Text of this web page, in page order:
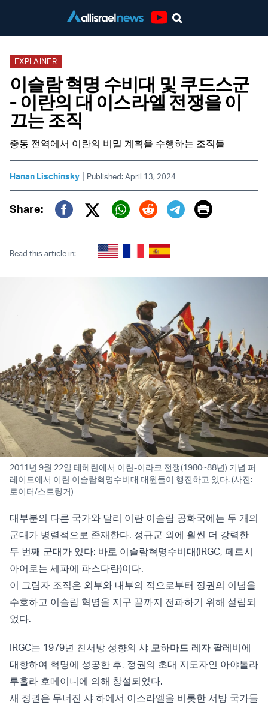
EXPLAINER
이슬람 혁명 수비대 및 쿠드스군
- 이란의 대 이스라엘 전쟁을 이
끄는 조직
중동 전역에서 이란의 비밀 계획을 수행하는 조직들
Hanan Lischinsky | Published: April 13, 2024
Share:
Twitter (X)
Print
Read this article in:
2011년 9월 22일 테헤란에서 이란-이라크 전쟁(1980~88년) 기념 퍼
레이드에서 이란 이슬람혁명수비대 대원들이 행진하고 있다. (사진:
로이터/스트링거)
대부분의 다른 국가와 달리 이란 이슬람 공화국에는 두 개의
군대가 병렬적으로 존재한다. 정규군 외에 훨씬 더 강력한
두 번째 군대가 있다: 바로 이슬람혁명수비대(IRGC, 페르시
아어로는 세파에 파스다란)이다.
이 그림자 조직은 외부와 내부의 적으로부터 정권의 이념을
수호하고 이슬람 혁명을 지구 끝까지 전파하기 위해 설립되
었다.
IRGC는 1979년 친서방 성향의 샤 모하마드 레자 팔레비에
대항하여 혁명에 성공한 후, 정권의 초대 지도자인 아야톨라
루홀라 호메이니에 의해 창설되었다.
새 정권은 무너진 샤 하에서 이스라엘을 비롯한 서방 국가들